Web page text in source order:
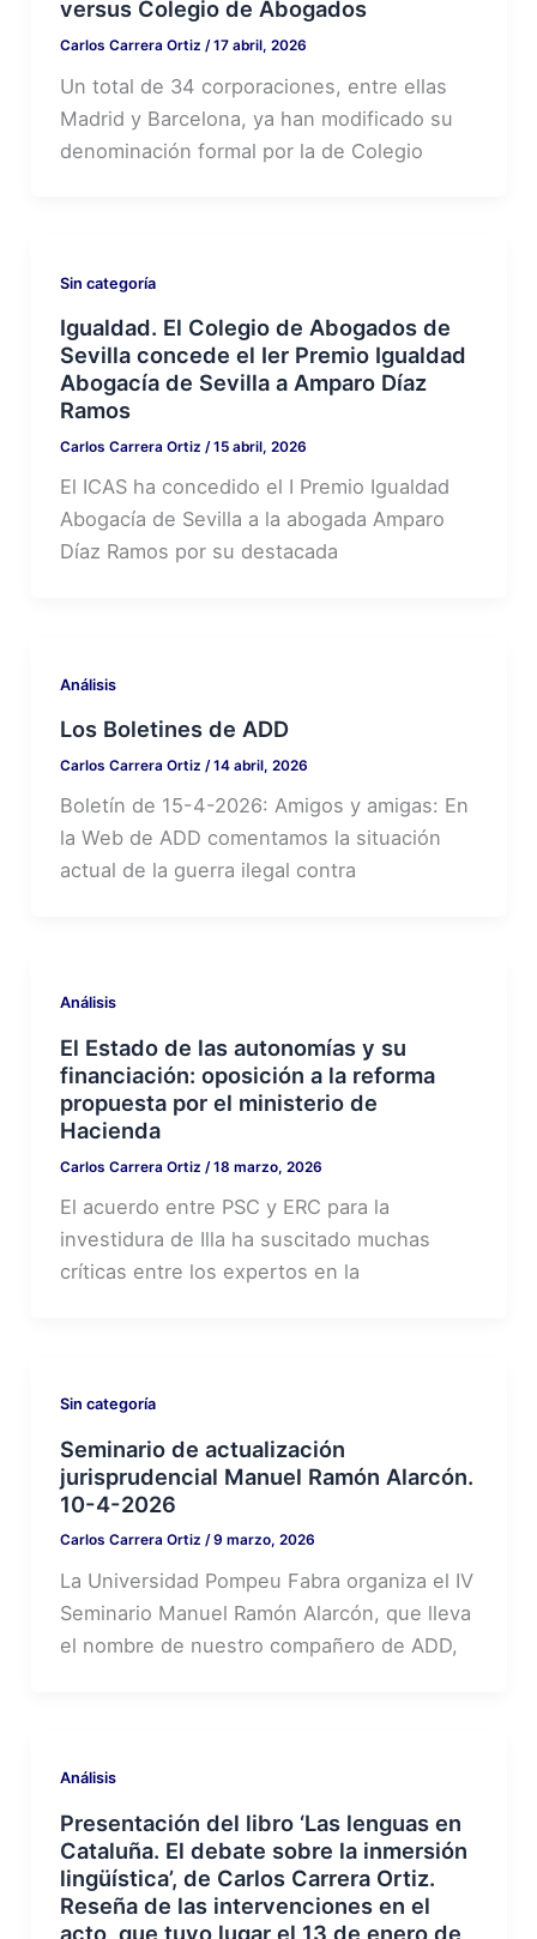
versus Colegio de Abogados
Carlos Carrera Ortiz /17 abril, 2026
Un total de 34 corporaciones, entre ellas
Madrid y Barcelona, ya han modificado su
denominación formal por la de Colegio
Sin categoría
Igualdad. El Colegio de Abogados de
Sevilla concede el Ier Premio Igualdad
Abogacía de Sevilla a Amparo Díaz
Ramos
Carlos Carrera Ortiz /15 abril, 2026
El ICAS ha concedido el I Premio Igualdad
Abogacía de Sevilla a la abogada Amparo
Díaz Ramos por su destacada
Análisis
Los Boletines de ADD
Carlos Carrera Ortiz /14 abril, 2026
Boletín de 15-4-2026: Amigos y amigas: En
la Web de ADD comentamos la situación
actual de la guerra ilegal contra
Análisis
El Estado de las autonomías y su
financiación: oposición a la reforma
propuesta por el ministerio de
Hacienda
Carlos Carrera Ortiz /18 marzo, 2026
El acuerdo entre PSC y ERC para la
investidura de Illa ha suscitado muchas
críticas entre los expertos en la
Sin categoría
Seminario de actualización
jurisprudencial Manuel Ramón Alarcón.
10-4-2026
Carlos Carrera Ortiz /9 marzo, 2026
La Universidad Pompeu Fabra organiza el IV
Seminario Manuel Ramón Alarcón, que lleva
el nombre de nuestro compañero de ADD,
Análisis
Presentación del libro ‘Las lenguas en
Cataluña. El debate sobre la inmersión
lingüística’, de Carlos Carrera Ortiz.
Reseña de las intervenciones en el
acto, que tuvo lugar el 13 de enero de